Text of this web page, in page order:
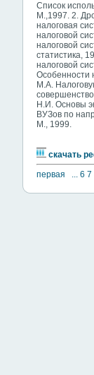
Список
М.,1997. 2.
налоговая
налоговой
налоговой
статистика,
налоговой
Особенности
М.А.
Н.И. Основы
ВУЗов по
М., 1999.
скачать
первая
... 6 7